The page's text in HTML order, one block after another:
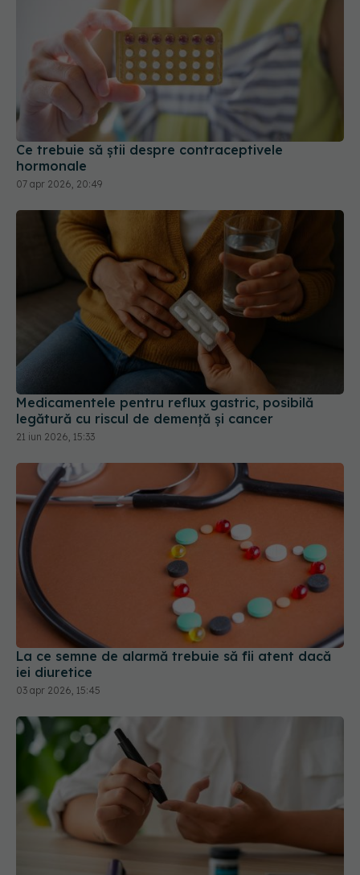
Ce trebuie să știi despre contraceptivele
hormonale
07 apr 2026, 20:49
Medicamentele pentru reflux gastric, posibilă
legătură cu riscul de demență și cancer
21 iun 2026, 15:33
La ce semne de alarmă trebuie să fii atent dacă
iei diuretice
03 apr 2026, 15:45